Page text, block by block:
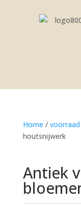
Home / voorraad
houtsnijwerk
Antiek